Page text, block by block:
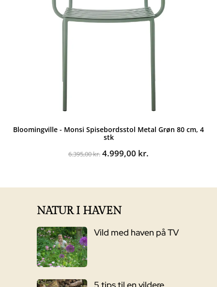
Bloomingville - Monsi Spisebordsstol Metal Grøn 80 cm, 4
stk
6.395,00kr. Den
4.999,00 kr.
NATUR I HAVEN
Vild med haven på TV